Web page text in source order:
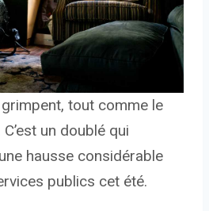
tout comme le
un doublé qui
hausse considérable
publics cet été.